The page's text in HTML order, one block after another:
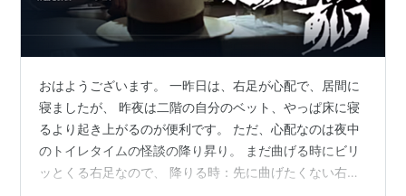
スージー（スーザン）
バーテン須山（内田忠男）
ボーイ（松橋正一）
ホステス（大野富久代）
ホステス（浜野明美）
ミミ（内藤杏子）
可門いずみ（三木聖子）
おはようございます。 一昨日は、右足が心配で、居間に
寝ましたが、 昨夜は二階の自分のベット、やっぱ床に寝
るより起き上がるのが便利です。 ただ、心配なのは夜中
のトイレタイムの怪談の降り昇り。 まだ曲げる時にビリ
ッとくる右足なので、 降りる時：先に曲げたくない右足